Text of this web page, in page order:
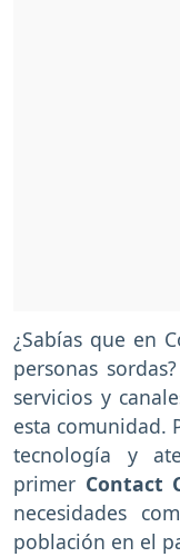
¿Sabías que en
personas
servicios y
esta comunidad.
tecnología y
primer Contact
necesidades
población en el